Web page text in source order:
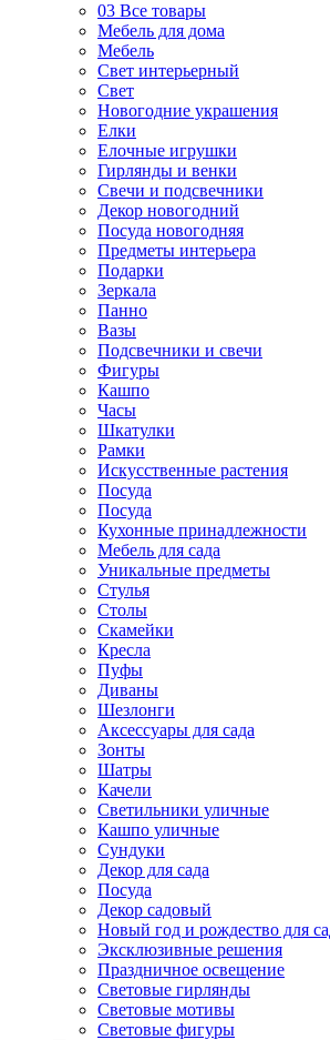
03 Все товары
Мебель для дома
Мебель
Свет интерьерный
Свет
Новогодние украшения
Елки
Елочные игрушки
Гирлянды и венки
Свечи и подсвечники
Декор новогодний
Посуда новогодняя
Предметы интерьера
Подарки
Зеркала
Панно
Вазы
Подсвечники и свечи
Фигуры
Кашпо
Часы
Шкатулки
Рамки
Искусственные растения
Посуда
Посуда
Кухонные принадлежности
Мебель для сада
Уникальные предметы
Стулья
Столы
Скамейки
Кресла
Пуфы
Диваны
Шезлонги
Аксессуары для сада
Зонты
Шатры
Качели
Cветильники уличные
Кашпо уличные
Сундуки
Декор для сада
Посуда
Декор садовый
Новый год и рождество для
Эксклюзивные решения
Праздничное освещение
Световые гирлянды
Световые мотивы
Световые фигуры